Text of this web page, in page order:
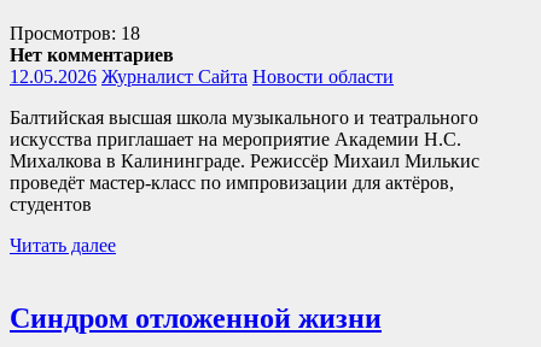
Просмотров: 18
Нет комментариев
12.05.2026 Журналист Сайта Новости области
Балтийская высшая школа музыкального и театрального
искусства приглашает на мероприятие Академии Н.С.
Михалкова в Калининграде. Режиссёр Михаил Милькис
проведёт мастер-класс по импровизации для актёров,
студентов
Читать далее
Синдром отложенной жизни